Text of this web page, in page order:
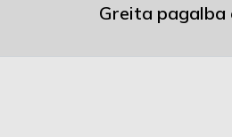
Greita pagalba